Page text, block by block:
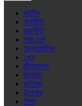
জাতীয়
অর্থনীতি
রাজনীতি
সারা দেশ
আন্তর্জাতিক
খেলা
জীবনযাপন
বিনোদন
ভাইরাস
ইপেপার
শিক্ষা